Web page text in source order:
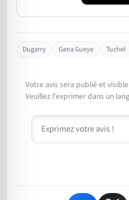
Dugarry Gana Gueye Tuchel
Votre avis sera publié et
Veuillez l'exprimer dans un
Commentaire